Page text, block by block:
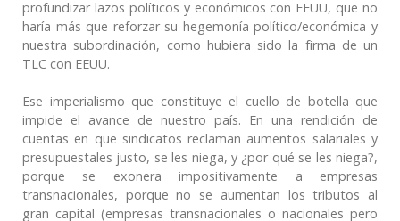
profundizar lazos políticos y económicos con EEUU, que no
haría más que reforzar su hegemonía político/económica y
nuestra subordinación, como hubiera sido la firma de un
TLC con EEUU.
Ese imperialismo que constituye el cuello de botella que
impide el avance de nuestro país. En una rendición de
cuentas en que sindicatos reclaman aumentos salariales y
presupuestales justo, se les niega, y ¿por qué se les niega?,
porque se exonera impositivamente a empresas
transnacionales, porque no se aumentan los tributos al
gran capital (empresas transnacionales o nacionales pero